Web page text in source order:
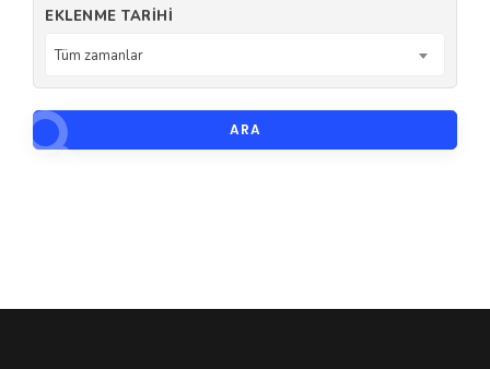
EKLENME TARIHI
Tüm zamanlar
ARA